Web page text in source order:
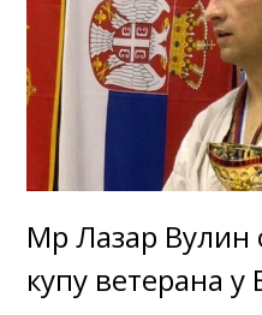
Мр Лазар Вулин
купу ветерана у